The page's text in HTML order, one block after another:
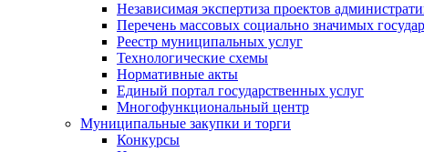
Независимая экспертиза проектов
Перечень массовых социально значимых
Реестр муниципальных услуг
Технологические схемы
Нормативные акты
Единый портал государственных услуг
Многофункциональный центр
Муниципальные закупки и торги
Конкурсы